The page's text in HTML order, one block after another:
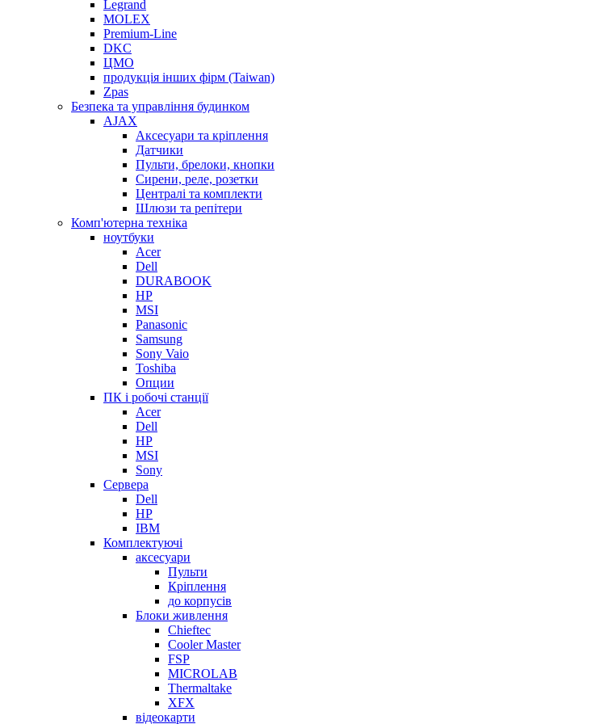
Legrand
MOLEX
Premium-Line
DKC
ЦМО
продукція інших фірм (Taiwan)
Zpas
Безпека та управління будинком
AJAX
Аксесуари та кріплення
Датчики
Пульти, брелоки, кнопки
Сирени, реле, розетки
Централі та комплекти
Шлюзи та репітери
Комп'ютерна техніка
ноутбуки
Acer
Dell
DURABOOK
HP
MSI
Panasonic
Samsung
Sony Vaio
Toshiba
Опции
ПК і робочі станції
Acer
Dell
HP
MSI
Sony
Сервера
Dell
HP
IBM
Комплектуючі
аксесуари
Пульти
Кріплення
до корпусів
Блоки живлення
Chieftec
Cooler Master
FSP
MICROLAB
Thermaltake
XFX
відеокарти